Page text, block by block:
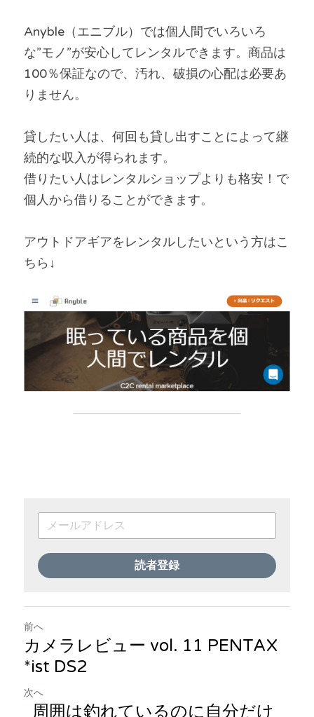
Anyble（エニブル）では個人間でいろいろ
な”モノ”が安心してレンタルできます。商品は
100％保証なので、汚れ、破損の心配は必要あ
りません。
貸したい人は、何回も貸し出すことによって継
続的な収入が得られます。
借りたい人はレンタルショップよりも格安！で
個人から借りることができます。
アウトドアギアをレンタルしたいという方はこ
ちら↓
読者登録
前へ
カメラレビュー vol. 11 PENTAX
*ist DS2
次へ
周囲は釣れているのに自分だけ